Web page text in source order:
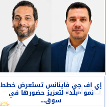
إي اف چي فاينانس تستعرض خطط
نمو «بلد» لتعزيز حضورها في
سوق...